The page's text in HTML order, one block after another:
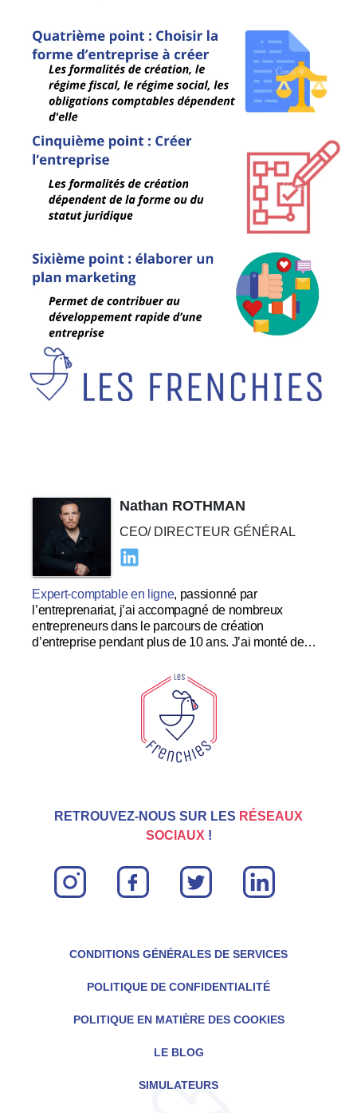
Nathan ROTHMAN
CEO/ DIRECTEUR GÉNÉRAL
Expert-comptable en ligne, passionné par
l’entreprenariat, j’ai accompagné de nombreux
entrepreneurs dans le parcours de création
d’entreprise pendant plus de 10 ans. J’ai monté de
concentrer dans le développement et l’expérience
utilisateur au sein des Tricolores.
RETROUVEZ-NOUS SUR LES RÉSEAUX
SOCIAUX !
instagram facebook twitter linkin
CONDITIONS GÉNÉRALES DE SERVICES
POLITIQUE DE CONFIDENTIALITÉ
POLITIQUE EN MATIÈRE DES COOKIES
LE BLOG
SIMULATEURS